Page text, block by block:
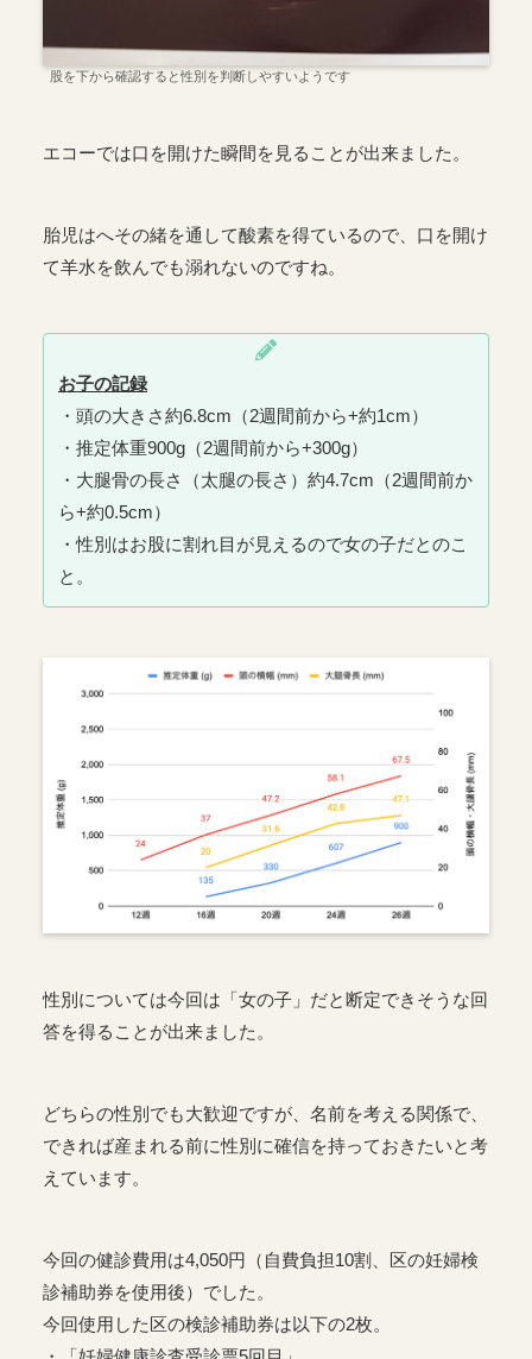
股を下から確認すると性別を判断しやすいようです
エコーでは口を開けた瞬間を見ることが出来ました。
胎児はへその緒を通して酸素を得ているので、口を開け
て羊水を飲んでも溺れないのですね。
お子の記録
・頭の大きさ約6.8cm（2週間前から+約1cm）
・推定体重900g（2週間前から+300g）
・大腿骨の長さ（太腿の長さ）約4.7cm（2週間前か
ら+約0.5cm）
・性別はお股に割れ目が見えるので女の子だとのこ
と。
性別については今回は「女の子」だと断定できそうな回
答を得ることが出来ました。
どちらの性別でも大歓迎ですが、名前を考える関係で、
できれば産まれる前に性別に確信を持っておきたいと考
えています。
今回の健診費用は4,050円（自費負担10割、区の妊婦検
診補助券を使用後）でした。
今回使用した区の検診補助券は以下の2枚。